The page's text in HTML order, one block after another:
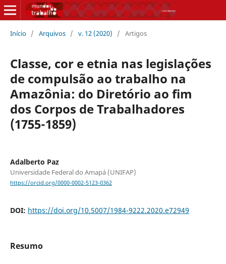
Início / Arquivos / v. 12 (2020) / Artigos
Classe, cor e etnia nas legislações
de compulsão ao trabalho na
Amazônia: do Diretório ao fim
dos Corpos de Trabalhadores
(1755-1859)
Adalberto Paz
Universidade Federal do Amapá (UNIFAP)
https://orcid.org/0000-0002-5123-0362
DOI: https://doi.org/10.5007/1984-9222.2020.e72949
Resumo